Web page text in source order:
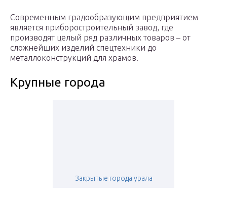
Современным градообразующим предприятием
является приборостроительный завод, где
производят целый ряд различных товаров – от
сложнейших изделий спецтехники до
металлоконструкций для храмов.
Крупные города
Закрытые города урала